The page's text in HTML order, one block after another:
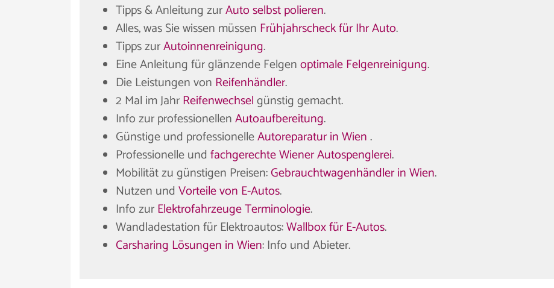
Tipps & Anleitung zurAuto selbst polieren.
Alles, was Sie wissen müssen Frühjahrscheck für Ihr Auto.
Tipps zurAutoinnenreinigung.
Eine Anleitung für glänzende Felgenoptimale Felgenreinigung.
Die Leistungen von Reifenhändler.
2 Mal im JahrReifenwechselgünstig gemacht.
Info zur professionellenAutoaufbereitung.
Günstige und professionelleAutoreparatur in Wien.
Professionelle und fachgerechte Wiener Autospenglerei.
Mobilität zu günstigen Preisen:Gebrauchtwagenhändler in Wien.
Nutzen und Vorteile von E-Autos.
Info zurElektrofahrzeuge Terminologie.
Wandladestation für Elektroautos:Wallbox für E-Autos.
Carsharing Lösungen in Wien: Info und Abieter.